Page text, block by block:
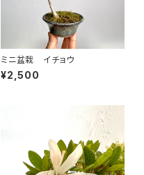
ミニ盆栽 イチョウ
¥2,500